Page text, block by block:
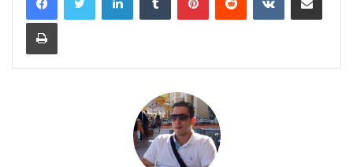
Print